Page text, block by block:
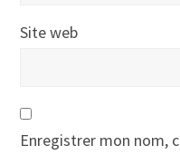
Site web
Enregistrer mon nom,